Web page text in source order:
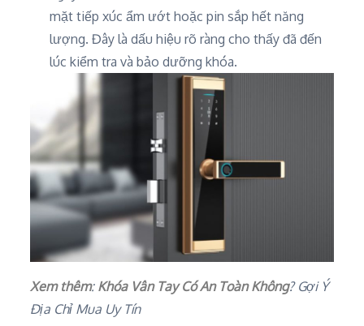
mặt tiếp xúc ẩm ướt hoặc pin sắp hết năng
lượng. Đây là dấu hiệu rõ ràng cho thấy đã đến
lúc kiểm tra và bảo dưỡng khóa.
Xem thêm: Khóa Vân Tay Có An Toàn Không? Gợi Ý
Địa Chỉ Mua Uy Tín